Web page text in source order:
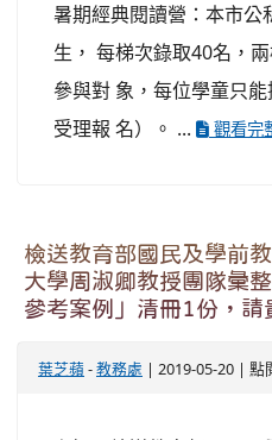
暑期經典閱讀營：本市公
生， 每梯次錄取40名，
參與對 象，每位學童只
受理報 名）。 ...
觀看完
檢送教育部國民及學前
大學周淑卿教授團隊彙
參考案例」清冊1份，請
葉芝蘋 -教務處 | 2019-05-20 | 點